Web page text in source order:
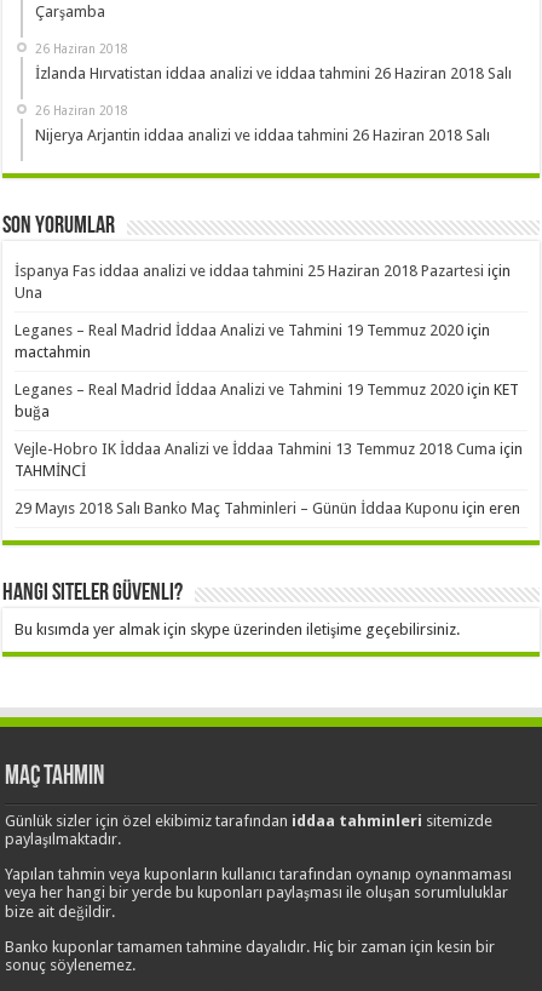
Çarşamba
26 Haziran 2018
İzlanda Hırvatistan iddaa analizi ve iddaa tahmini 26 Haziran 2018 Salı
26 Haziran 2018
Nijerya Arjantin iddaa analizi ve iddaa tahmini 26 Haziran 2018 Salı
Son Yorumlar
İspanya Fas iddaa analizi ve iddaa tahmini 25 Haziran 2018 Pazartesi için
Una
Leganes – Real Madrid İddaa Analizi ve Tahmini 19 Temmuz 2020 için
mactahmin
Leganes – Real Madrid İddaa Analizi ve Tahmini 19 Temmuz 2020 içinKET
buğa
Vejle-Hobro IK İddaa Analizi ve İddaa Tahmini 13 Temmuz 2018 Cuma için
TAHMİNCİ
29 Mayıs 2018 Salı Banko Maç Tahminleri – Günün İddaa Kuponu içineren
Hangi Siteler Güvenli?
Bu kısımda yer almak için skype üzerinden iletişime geçebilirsiniz.
Maç Tahmin
Günlük sizler için özel ekibimiz tarafından iddaa tahminleri sitemizde
paylaşılmaktadır.
Yapılan tahmin veya kuponların kullanıcı tarafından oynanıp oynanmaması
veya her hangi bir yerde bu kuponları paylaşması ile oluşan sorumluluklar
bize ait değildir.
Banko kuponlar tamamen tahmine dayalıdır. Hiç bir zaman için kesin bir
sonuç söylenemez.